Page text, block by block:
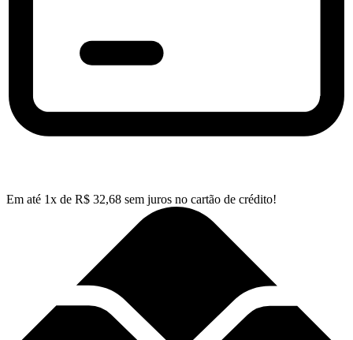
Em até 1x de R$ 32,68 sem juros no cartão de crédito!